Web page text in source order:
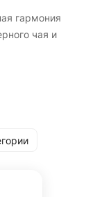
гармония
чая и